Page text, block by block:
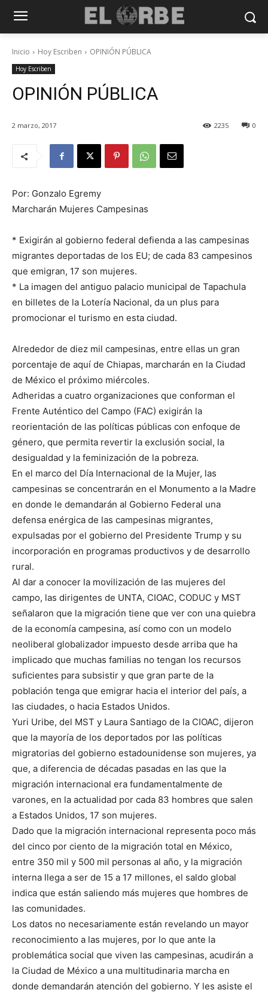
Inicio Hoy Escriben OPINIÓN PÚBLICA
Hoy Escriben
OPINIÓN PÚBLICA
2 marzo, 2017 0
2235
Por: Gonzalo Egremy
Marcharán Mujeres Campesinas
* Exigirán al gobierno federal defienda a las campesinas
migrantes deportadas de los EU; de cada 83 campesinos
que emigran, 17 son mujeres.
* La imagen del antiguo palacio municipal de Tapachula
en billetes de la Lotería Nacional, da un plus para
promocionar el turismo en esta ciudad.
Alrededor de diez mil campesinas, entre ellas un gran
porcentaje de aquí de Chiapas, marcharán en la Ciudad
de México el próximo miércoles.
Adheridas a cuatro organizaciones que conforman el
Frente Auténtico del Campo (FAC) exigirán la
reorientación de las políticas públicas con enfoque de
género, que permita revertir la exclusión social, la
desigualdad y la feminización de la pobreza.
En el marco del Día Internacional de la Mujer, las
campesinas se concentrarán en el Monumento a la Madre
en donde le demandarán al Gobierno Federal una
defensa enérgica de las campesinas migrantes,
expulsadas por el gobierno del Presidente Trump y su
incorporación en programas productivos y de desarrollo
rural.
Al dar a conocer la movilización de las mujeres del
campo, las dirigentes de UNTA, CIOAC, CODUC y MST
señalaron que la migración tiene que ver con una quiebra
de la economía campesina, así como con un modelo
neoliberal globalizador impuesto desde arriba que ha
implicado que muchas familias no tengan los recursos
suficientes para subsistir y que gran parte de la
población tenga que emigrar hacia el interior del país, a
las ciudades, o hacia Estados Unidos.
Yuri Uribe, del MST y Laura Santiago de la CIOAC, dijeron
que la mayoría de los deportados por las políticas
migratorias del gobierno estadounidense son mujeres, ya
que, a diferencia de décadas pasadas en las que la
migración internacional era fundamentalmente de
varones, en la actualidad por cada 83 hombres que salen
a Estados Unidos, 17 son mujeres.
Dado que la migración internacional representa poco más
del cinco por ciento de la migración total en México,
entre 350 mil y 500 mil personas al año, y la migración
interna llega a ser de 15 a 17 millones, el saldo global
indica que están saliendo más mujeres que hombres de
las comunidades.
Los datos no necesariamente están revelando un mayor
reconocimiento a las mujeres, por lo que ante la
problemática social que viven las campesinas, acudirán a
la Ciudad de México a una multitudinaria marcha en
donde demandarán atención del gobierno. Y les asiste el